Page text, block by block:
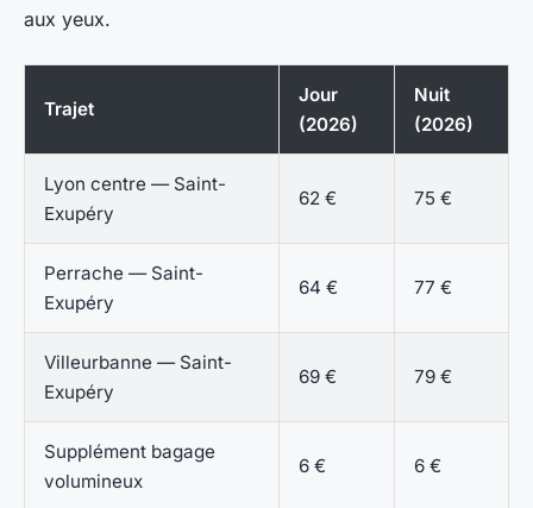
aux yeux.
Trajet
Jour
(2026)
Nuit
(2026)
Lyon centre — Saint-
Exupéry
62 € 75 €
Perrache — Saint-
Exupéry
64 € 77 €
Villeurbanne — Saint-
Exupéry
69 € 79 €
Supplément bagage
volumineux
6 € 6 €